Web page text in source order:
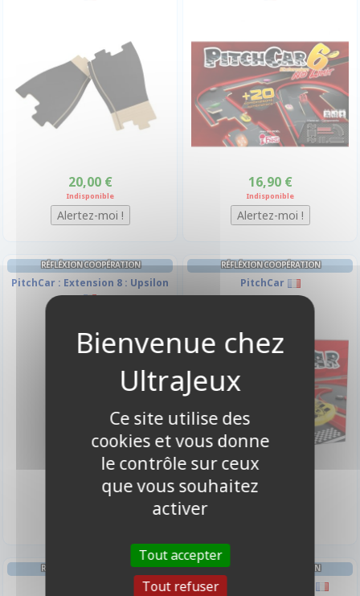
20,00 €
Indisponible
16,90 €
Indisponible
RÉFLÉXION COOPÉRATION
PitchCar : Extension 8 : Upsilon
18,90 €
Indisponible
RÉFLÉXION COOPÉRATION
PitchCar
54,95 €
RÉFLÉXION COOPÉRATION RÉFLÉXION COOPÉRATION
Nouvelles Contrées
Ce site utilise des
cookies et vous donne
le contrôle sur ceux
que vous souhaitez
activer
Tout accepter
Tout refuser